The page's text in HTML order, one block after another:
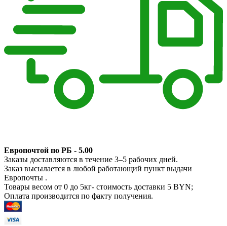
Европочтой по РБ - 5.00
Заказы доставляются в течение 3–5 рабочих дней.
Заказ высылается в любой работающий пункт выдачи
Европочты .
Товары весом от 0 до 5кг- стоимость доставки 5 BYN;
Оплата производится по факту получения.